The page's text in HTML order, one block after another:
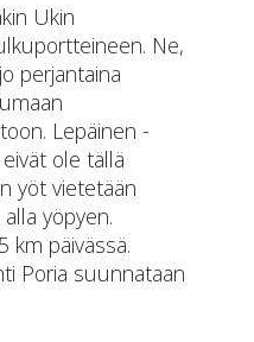
Ukin
Ne,
perjantaina
Lepäinen -
ole tällä
yöt vietetään
yöpyen.
km päivässä.
Poria suunnataan